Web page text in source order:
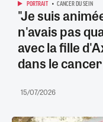
PORTRAIT CANCER DU SEIN
"Je suis
n'avais pas
avec la fille
dans le
15/07/2026